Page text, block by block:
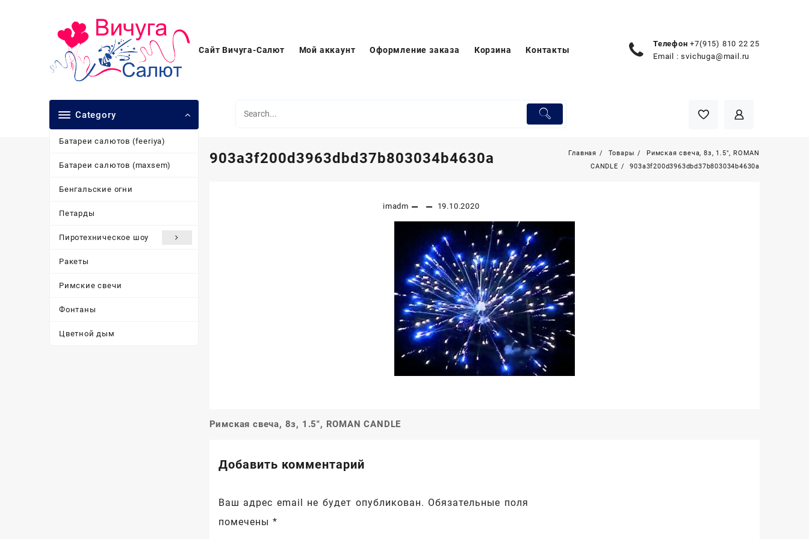
Сайт Вичуга-Салют Мой аккаунт Оформление заказа Корзина Контакты
Телефон +7(915) 810 22 25
Email :svichuga@mail.ru
Category
Батареи салютов (feeriya)
Батареи салютов (maxsem)
Бенгальские огни
Петарды
Пиротехническое шоу
Ракеты
Римские свечи
Фонтаны
Цветной дым
903a3f200d3963dbd37b803034b4630a Главная Товары
Римская свеча, 8з, 1.5″, ROMAN
CANDLE
903a3f200d3963dbd37b803034b4630a
imadm 19.10.2020
Навигация
записям
Римская свеча, 8з, 1.5″, ROMAN CANDLE
Добавить комментарий
Ваш адрес email не будет опубликован. Обязательные поля
помечены*